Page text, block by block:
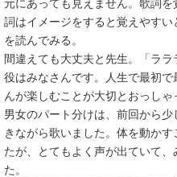
元にあっても見えません。歌詞
詞はイメージをすると覚えやす
を読んでみる。
間違えても大丈夫と先生。「ラ
役はみなさんです。人生で最初
んが楽しむことが大切とおっしゃ
男女のパート分けは、前回から
きながら歌いました。体を動か
たが、とてもよく声が出ていて
た。